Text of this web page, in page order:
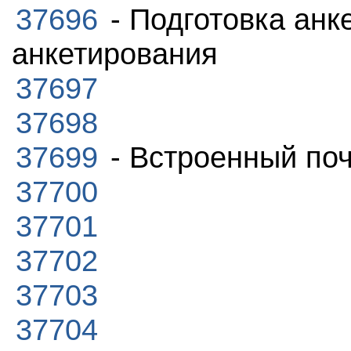
37696 - Подготовка
анкетирования
37697
37698
37699 - Встроенный
37700
37701
37702
37703
37704